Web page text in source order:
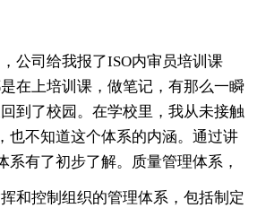
公司给我报了ISO内审员培训课
在上培训课，做笔记，有那么一瞬
到了校园。在学校里，我从未接触
也不知道这个体系的内涵。通过讲
系有了初步了解。质量管理体系，
和控制组织的管理体系，包括制定